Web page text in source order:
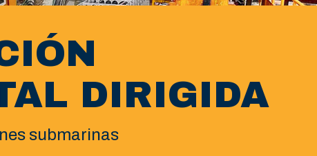
DIRIGIDA
submarinas